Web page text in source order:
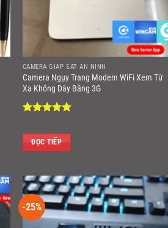
CAMERA GIÁP SÁT AN NINH
Camera Ngụy Trang Modem WiFi Xem Từ
Xa Không Dây Bằng 3G
saoĐỌC TIẾP
-25%